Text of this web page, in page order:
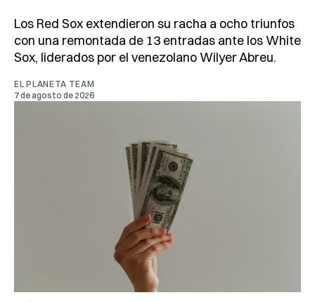
Los Red Sox extendieron su racha a ocho triunfos
con una remontada de 13 entradas ante los White
Sox, liderados por el venezolano Wilyer Abreu.
EL PLANETA TEAM
7 de agosto de 2026